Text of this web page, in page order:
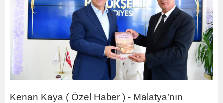
Kenan Kaya ( Özel Haber ) - Malatya’nın